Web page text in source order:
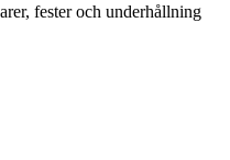
fester och underhållning